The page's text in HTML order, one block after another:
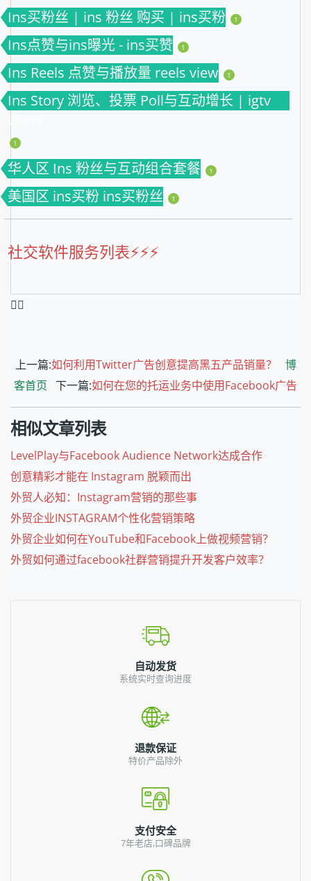
Ins买粉丝 | ins 粉丝 购买 | ins买粉 1
Ins点赞与ins曝光 - ins买赞 1
Ins Reels 点赞与播放量 reels view 1
Ins Story 浏览、投票 Poll与互动增长 | igtv
views
1
华人区 Ins 粉丝与互动组合套餐 1
美国区 ins买粉 ins买粉丝 1
社交软件服务列表⚡️⚡️⚡️
❤️‍🔥
上一篇:如何利用Twitter广告创意提高黑五产品销量？
博
客首页 下一篇:如何在您的托运业务中使用Facebook广告
相似文章列表
LevelPlay与Facebook Audience Network达成合作
创意精彩才能在 Instagram 脱颖而出
外贸人必知：Instagram营销的那些事
外贸企业INSTAGRAM个性化营销策略
外贸企业如何在YouTube和Facebook上做视频营销？
外贸如何通过facebook社群营销提升开发客户效率？
自动发货
系统实时查询进度
退款保证
特价产品除外
支付安全
7年老店,口碑品牌